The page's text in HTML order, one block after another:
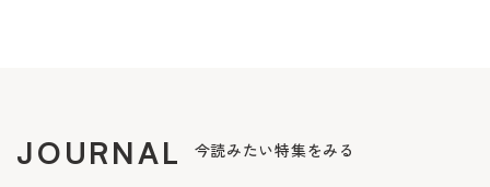
JOURNAL 今読みたい特集をみる